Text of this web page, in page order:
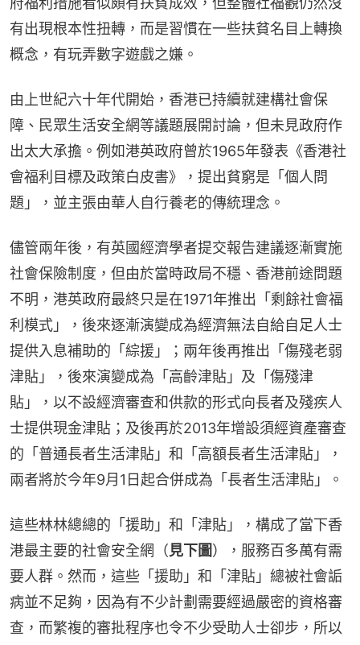
有出現根本性扭轉，而是習慣在一些扶貧名目上轉換
概念，有玩弄數字遊戲之嫌。
由上世紀六十年代開始，香港已持續就建構社會保
障、民眾生活安全網等議題展開討論，但未見政府作
出太大承擔。例如港英政府曾於1965年發表《香港社
會福利目標及政策白皮書》，提出貧窮是「個人問
題」，並主張由華人自行養老的傳統理念。
儘管兩年後，有英國經濟學者提交報告建議逐漸實施
社會保險制度，但由於當時政局不穩、香港前途問題
不明，港英政府最終只是在1971年推出「剩餘社會福
利模式」，後來逐漸演變成為經濟無法自給自足人士
提供入息補助的「綜援」；兩年後再推出「傷殘老弱
津貼」，後來演變成為「高齡津貼」及「傷殘津
貼」，以不設經濟審查和供款的形式向長者及殘疾人
士提供現金津貼；及後再於2013年增設須經資產審查
的「普通長者生活津貼」和「高額長者生活津貼」，
兩者將於今年9月1日起合併成為「長者生活津貼」。
這些林林總總的「援助」和「津貼」，構成了當下香
港最主要的社會安全網（見下圖），服務百多萬有需
要人群。然而，這些「援助」和「津貼」總被社會詬
病並不足夠，因為有不少計劃需要經過嚴密的資格審
查，而繁複的審批程序也令不少受助人士卻步，所以